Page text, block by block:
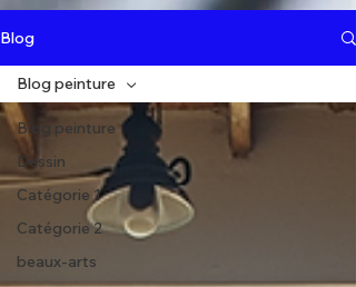
Blog
Blog peinture
Dessin
Catégorie 1
Catégorie 2
beaux-arts
Blog peinture